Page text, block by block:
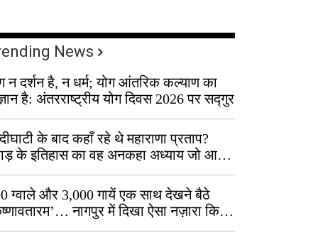
News
न दर्शन है, न धर्म; योग आंतरिक कल्याण का
है: अंतरराष्ट्रीय योग दिवस 2026 पर सद्गुर
के बाद कहाँ रहे थे महाराणा प्रताप?
के इतिहास का वह अनकहा अध्याय जो आज
में जीवित है
ग्वाले और 3,000 गायें एक साथ देखने बैठे
नागपुर में दिखा ऐसा नज़ारा कि
बोले, “ऐसा तो सिर्फ़ कृष्ण ही कर सकते हैं”